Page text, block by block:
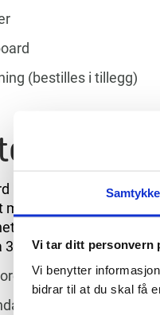
Samtykke
Vi tar ditt personvern
Vi benytter
bidrar til at du skal få
(bestilles i tillegg)
Lufthavn AS har
mange muligheter for
Området har meget
3 km. For mer
Guren: telefon: 908
telefon: 334 27 060